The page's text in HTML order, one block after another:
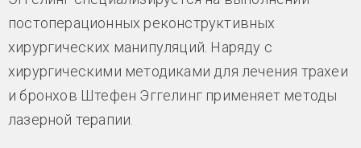
постоперационных реконструктивных
хирургических манипуляций. Наряду с
хирургическими методиками для лечения трахеи
и бронхов Штефен Эггелинг применяет методы
лазерной терапии.